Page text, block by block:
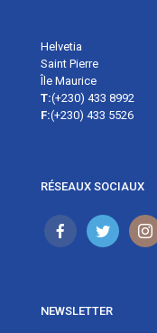
Helvetia
Saint Pierre
Île Maurice
T:(+230) 433 8992
F:(+230) 433 5526
RÉSEAUX SOCIAUX
NEWSLETTER